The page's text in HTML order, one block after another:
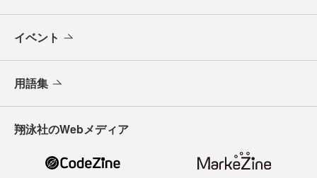
イベント
用語集
翔泳社のWebメディア